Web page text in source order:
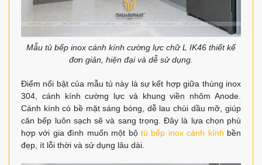
Mẫu tủ bếp inox cánh kính cường lực chữ L IK46 thiết kế
đơn giản, hiện đại và dễ sử dụng.
Điểm nổi bật của mẫu tủ này là sự kết hợp giữa thùng inox
304, cánh kính cường lực và khung viền nhôm Anode.
Cánh kính có bề mặt sáng bóng, dễ lau chùi dầu mỡ, giúp
căn bếp luôn sạch sẽ và sang trọng. Đây là lựa chọn phù
hợp với gia đình muốn một bộ tủ bếp inox cánh kính bền
đẹp, ít lỗi thời và sử dụng lâu dài.